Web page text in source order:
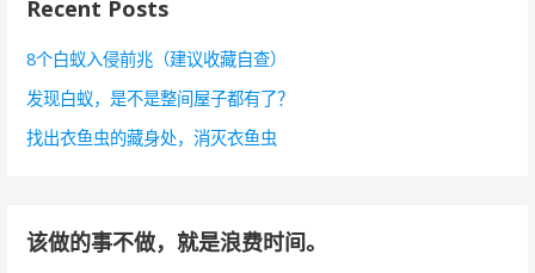
Recent Posts
8个白蚁入侵前兆（建议收藏自查）
发现白蚁，是不是整间屋子都有了？
找出衣鱼虫的藏身处，消灭衣鱼虫
该做的事不做，就是浪费时间。